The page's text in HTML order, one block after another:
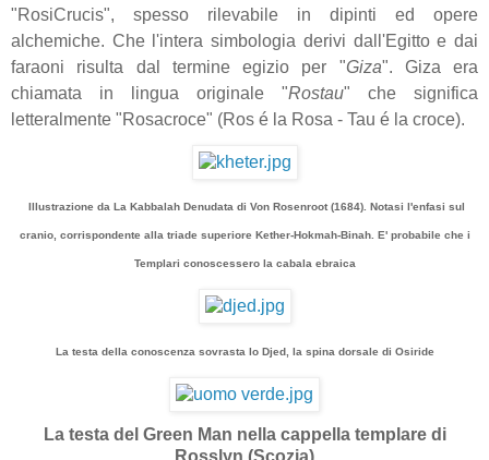
"RosiCrucis", spesso rilevabile in dipinti ed opere
alchemiche. Che l'intera simbologia derivi dall'Egitto e dai
faraoni risulta dal termine egizio per "Giza". Giza era
chiamata in lingua originale "Rostau" che significa
letteralmente "Rosacroce" (Ros é la Rosa - Tau é la croce).
Illustrazione da La Kabbalah Denudata di Von Rosenroot (1684). Notasi l'enfasi sul
cranio, corrispondente alla triade superiore Kether-Hokmah-Binah. E' probabile che i
Templari conoscessero la cabala ebraica
La testa della conoscenza sovrasta lo Djed, la spina dorsale di Osiride
La testa del Green Man nella cappella templare di
Rosslyn (Scozia)